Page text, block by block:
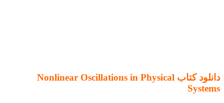
دانلود کتاب Nonlinear Oscillations in Physical
Systems